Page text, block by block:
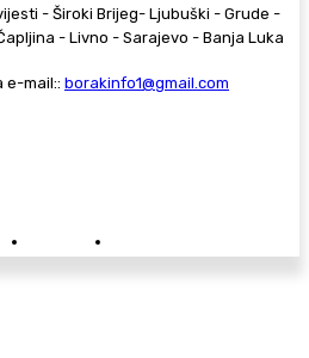
- Široki Brijeg- Ljubuški - Grude -
- Livno - Sarajevo - Banja Luka
e-mail:: borakinfo1@gmail.com